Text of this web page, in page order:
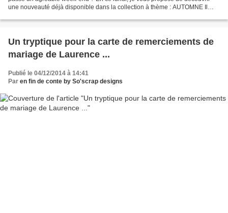
une nouveauté déjà disponible dans la collection à thème : AUTOMNE Il
Un tryptique pour la carte de remerciements de
mariage de Laurence ...
Publié le 04/12/2014 à 14:41
Par en fin de conte by So'scrap designs